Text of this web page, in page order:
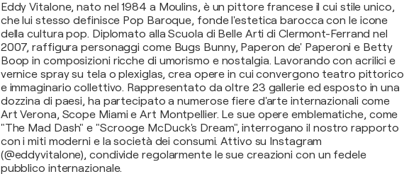
Eddy Vitalone, nato nel 1984 a Moulins, è un pittore francese il cui stile unico,
che lui stesso definisce Pop Baroque, fonde l'estetica barocca con le icone
della cultura pop. Diplomato alla Scuola di Belle Arti di Clermont-Ferrand nel
2007, raffigura personaggi come Bugs Bunny, Paperon de' Paperoni e Betty
Boop in composizioni ricche di umorismo e nostalgia. Lavorando con acrilici e
vernice spray su tela o plexiglas, crea opere in cui convergono teatro pittorico
e immaginario collettivo. Rappresentato da oltre 23 gallerie ed esposto in una
dozzina di paesi, ha partecipato a numerose fiere d'arte internazionali come
Art Verona, Scope Miami e Art Montpellier. Le sue opere emblematiche, come
"The Mad Dash" e "Scrooge McDuck's Dream", interrogano il nostro rapporto
con i miti moderni e la società dei consumi. Attivo su Instagram
(@eddyvitalone), condivide regolarmente le sue creazioni con un fedele
pubblico internazionale.